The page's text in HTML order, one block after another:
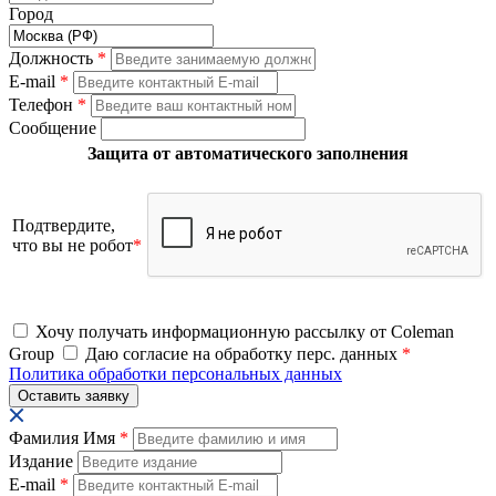
Город
Должность *
E-mail *
Телефон *
Сообщение
Защита от автоматического заполнения
Подтвердите,
что вы не робот*
Хочу получать информационную рассылку от Coleman
Group
Даю согласие на обработку перс. данных *
Политика обработки персональных данных
Фамилия Имя *
Издание
E-mail *